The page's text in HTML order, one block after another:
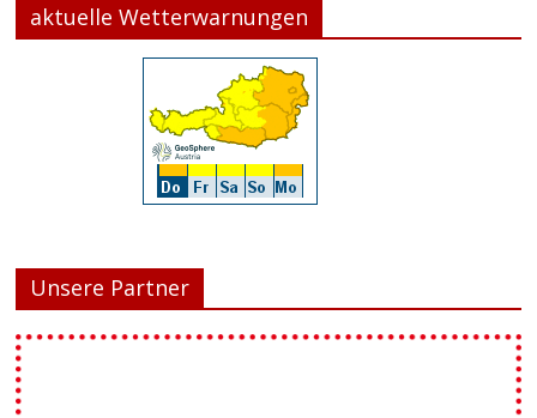
aktuelle Wetterwarnungen
Unsere Partner